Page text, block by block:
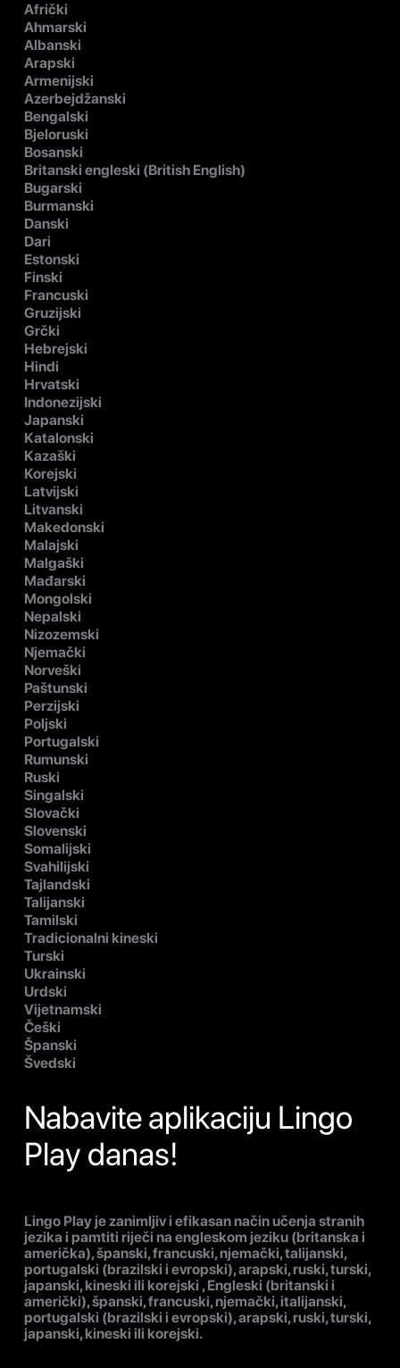
Afrički
Ahmarski
Albanski
Arapski
Armenijski
Azerbejdžanski
Bengalski
Bjeloruski
Bosanski
Britanski engleski (British English)
Bugarski
Burmanski
Danski
Dari
Estonski
Finski
Francuski
Gruzijski
Grčki
Hebrejski
Hindi
Hrvatski
Indonezijski
Japanski
Katalonski
Kazaški
Korejski
Latvijski
Litvanski
Makedonski
Malajski
Malgaški
Mađarski
Mongolski
Nepalski
Nizozemski
Njemački
Norveški
Paštunski
Perzijski
Poljski
Portugalski
Rumunski
Ruski
Singalski
Slovački
Slovenski
Somalijski
Svahilijski
Tajlandski
Talijanski
Tamilski
Tradicionalni kineski
Turski
Ukrainski
Urdski
Vijetnamski
Češki
Španski
Švedski
Nabavite aplikaciju Lingo
Play danas!
Lingo Play je zanimljiv i efikasan način učenja stranih
jezika i pamtiti riječi na engleskom jeziku (britanska i
američka), španski, francuski, njemački, talijanski,
portugalski (brazilski i evropski), arapski, ruski, turski,
japanski, kineski ili korejski , Engleski (britanski i
američki), španski, francuski, njemački, italijanski,
portugalski (brazilski i evropski), arapski, ruski, turski,
japanski, kineski ili korejski.